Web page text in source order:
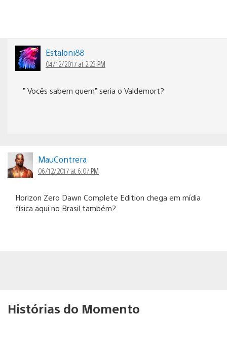
Estaloni88
04/12/2017 at 2:23 PM
” Vocês sabem quem” seria o Valdemort?
MauContrera
06/12/2017 at 6:07 PM
Horizon Zero Dawn Complete Edition chega em mídia
física aqui no Brasil também?
Histórias do Momento